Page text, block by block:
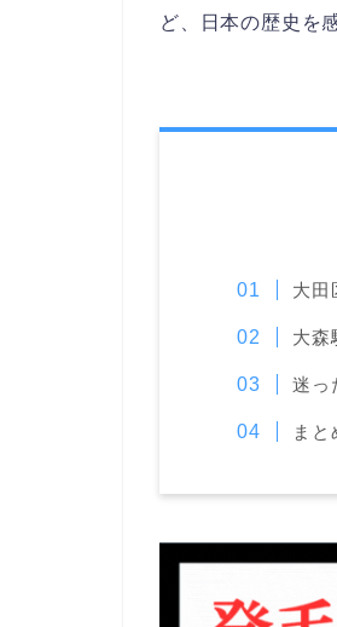
ど、日本の歴史を
大田
大森
迷っ
まと